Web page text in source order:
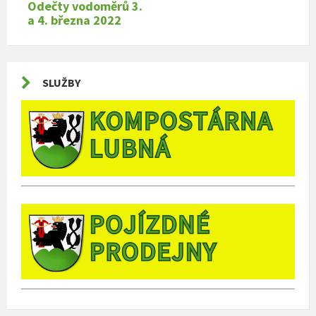
Odečty vodoměrů 3.
a 4. března 2022
SLUŽBY